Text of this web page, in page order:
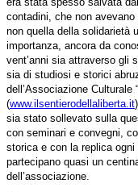
contadini, che non
non quella della solidarietà
importanza, ancora da
vent’anni sia attraverso gli
sia di studiosi e storici
dell’Associazione Culturale “
(www.ilsentierodellaliberta.it
sia stato sollevato sulla
con seminari e convegni,
storica e con la replica ogni
partecipano quasi un
dell’associazione.